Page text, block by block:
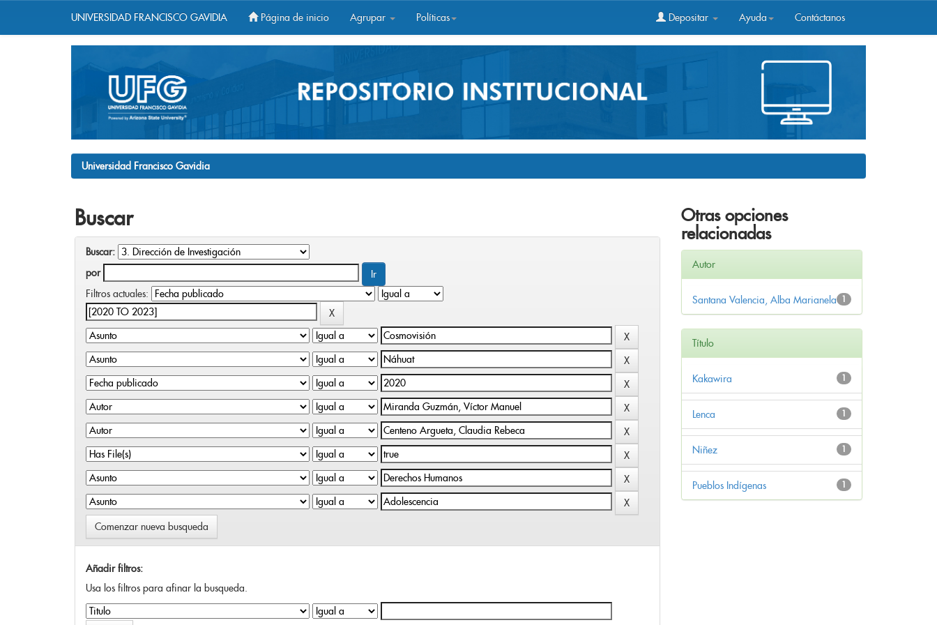
UNIVERSIDAD FRANCISCO GAVIDIA Página de inicio Agrupar Políticas Depositar Ayuda Contáctanos
Universidad Francisco Gavidia
Buscar
Buscar:
por
Filtros actuales:
Comenzar nueva busqueda
Añadir filtros:
Usa los filtros para afinar la busqueda.
Otras opciones
relacionadas
Autor
1
Santana Valencia, Alba Marianela
Título
1
Kakawira
1
Lenca
1
Niñez
1
Pueblos Indígenas